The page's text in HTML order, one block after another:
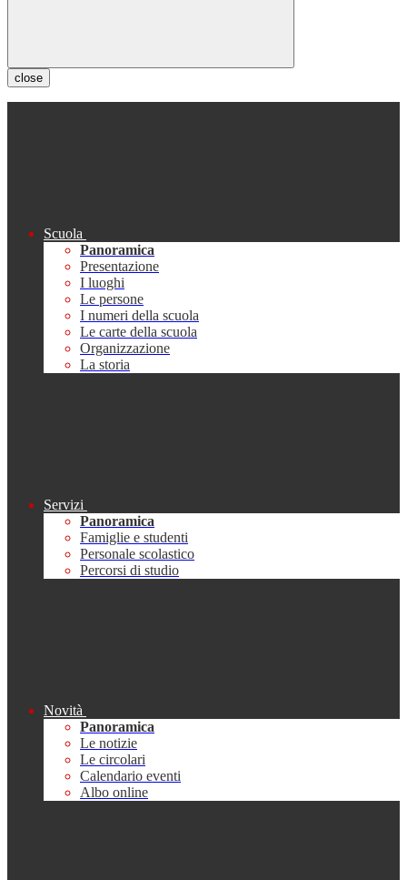
close
Scuola
Panoramica
Presentazione
I luoghi
Le persone
I numeri della scuola
Le carte della scuola
Organizzazione
La storia
Servizi
Panoramica
Famiglie e studenti
Personale scolastico
Percorsi di studio
Novità
Panoramica
Le notizie
Le circolari
Calendario eventi
Albo online